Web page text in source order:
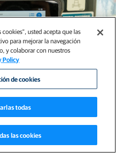
de alimentación inteligente
usted acepta que las
para mejorar la navegación
y colaborar con nuestros
Policy
de cookies
todas
las cookies